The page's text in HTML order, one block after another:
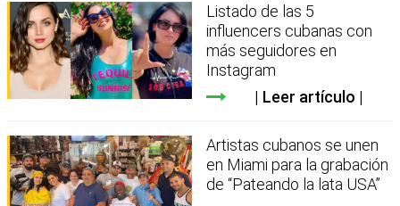
Listado de las 5
influencers cubanas con
más seguidores en
Instagram
Leer artículo
Artistas cubanos se unen
en Miami para la grabación
de “Pateando la lata USA”